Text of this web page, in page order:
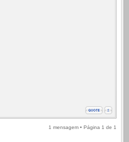
1 mensagem • Página 1 de 1